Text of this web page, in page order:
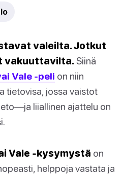
valeilta. Jotkut
vakuuttavilta. Siinä
Vale -peli on niin
tietovisa, jossa vaistot
liiallinen ajattelu on
Vale -kysymystä on
helppoja vastata ja